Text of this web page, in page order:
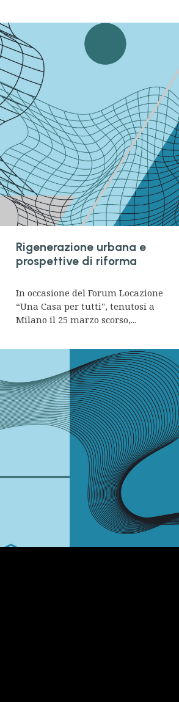
Rigenerazione urbana e
prospettive di riforma
In occasione del Forum Locazione
“Una Casa per tutti", tenutosi a
Milano il 25 marzo scorso,...